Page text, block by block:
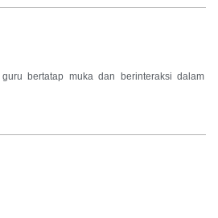
bertatap muka dan berinteraksi dalam